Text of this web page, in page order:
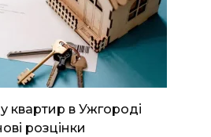
квартир в Ужгороді
розцінки